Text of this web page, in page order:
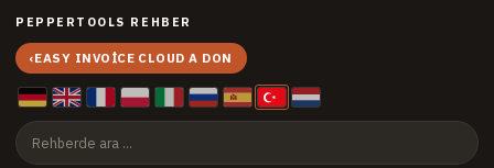
PEPPERTOOLS REHBER
‹EASY INVOICE CLOUD A DON